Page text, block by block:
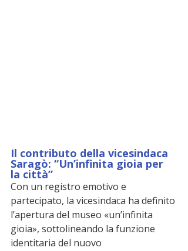
Il contributo della vicesindaca
Saragò: “Un’infinita gioia per
la città”
Con un registro emotivo e
partecipato, la vicesindaca ha definito
l’apertura del museo «un’infinita
gioia», sottolineando la funzione
identitaria del nuovo